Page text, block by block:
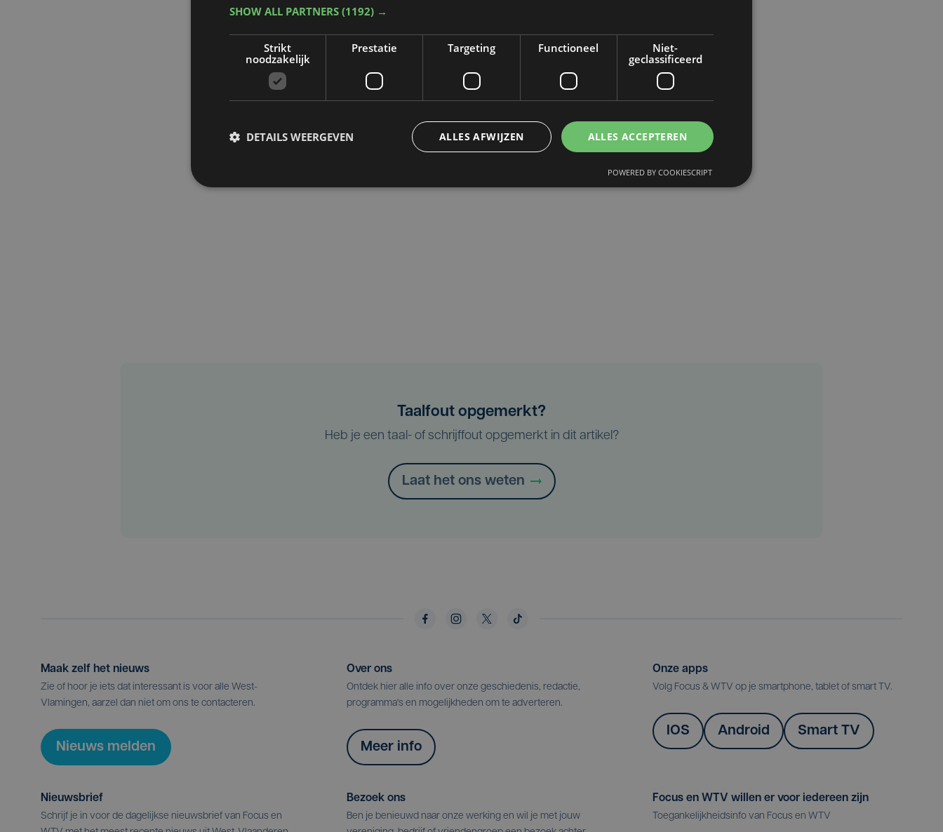
Taalfout opgemerkt?
Heb je een taal- of schrijffout opgemerkt in dit artikel?
Laat het ons weten
Maak zelf het nieuws
Zie of hoor je iets dat interessant is voor alle West-
Vlamingen, aarzel dan niet om ons te contacteren.
Nieuws melden
Over ons
Ontdek hier alle info over onze geschiedenis, redactie,
programma's en mogelijkheden om te adverteren.
Meer info
Onze apps
Volg Focus & WTV op je smartphone, tablet of smart TV.
IOS Android Smart TV
Nieuwsbrief
Schrijf je in voor de dagelijkse nieuwsbrief van Focus en
Bezoek ons
Ben je benieuwd naar onze werking en wil je met jouw
Focus en WTV willen er voor iedereen zijn
Toegankelijkheidsinfo van Focus en WTV
SHOW ALL PARTNERS (1192) →
Strikt
noodzakelijk
Prestatie Targeting Functioneel
Niet-
geclassificeerd
ALLES ACCEPTEREN
ALLES AFWIJZEN
DETAILS WEERGEVEN
POWERED BY COOKIESCRIPT